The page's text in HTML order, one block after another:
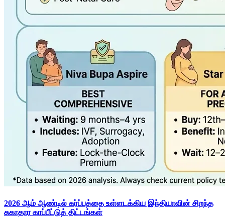
2026 ஆம் ஆண்டில் கர்ப்பத்தை உள்ளடக்கிய இந்தியாவின் சிறந்த
சுகாதார காப்பீட்டுத் திட்டங்கள்